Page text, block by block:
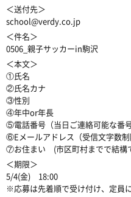
＜送付先＞
school@verdy.co.jp
＜件名＞
0506_親子サッカーin駒沢
＜本文＞
①氏名
②氏名カナ
③性別
④年中or年長
⑤電話番号（当日ご連絡可能な番号
⑥Eメールアドレス（受信文字数制
⑦お住まい (市区町村までで結構
＜期限＞
5/4(金) 18:00
※応募は先着順で受け付け、定員